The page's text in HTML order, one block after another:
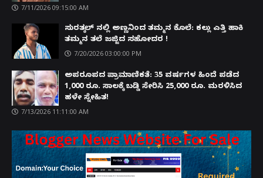
7/11/2026 09:15:00 AM
ಸುರತ್ಕಲ್ ನಲ್ಲಿ ಅಣ್ಣನಿಂದ ತಮ್ಮನ ಕೊಲೆ: ಕಲ್ಲು ಎತ್ತಿ ಹಾಕಿ
ತಮ್ಮನ ತಲೆ ಜಜ್ಜಿದ ಸಹೋದರ !
7/20/2026 03:00:00 PM
ಅಪರೂಪದ ಪ್ರಾಮಾಣಿಕತೆ: 35 ವರ್ಷಗಳ ಹಿಂದೆ ಪಡೆದ
1,000 ರೂ. ಸಾಲಕ್ಕೆ ಬಡ್ಡಿ ಸೇರಿಸಿ 25,000 ರೂ. ಮರಳಿಸಿದ
ಹಳೇ ಸ್ನೇಹಿತ!
7/13/2026 11:11:00 AM